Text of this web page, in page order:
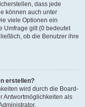
dass jede
können auch unter
viele Optionen ein
Umfrage gilt (0 bedeutet
ob die Benutzer ihre
erstellen?
wird durch die Board-
Antwortmöglichkeiten als